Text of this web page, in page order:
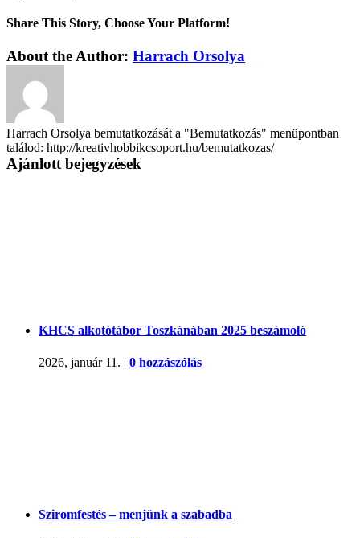
Share This Story, Choose Your Platform!
About the Author: Harrach Orsolya
Harrach Orsolya bemutatkozását a "Bemutatkozás" menüpontban
találod: http://kreativhobbikcsoport.hu/bemutatkozas/
Ajánlott bejegyzések
KHCS alkotótábor Toszkánában 2025 beszámoló
2026, január 11. | 0 hozzászólás
Sziromfestés – menjünk a szabadba